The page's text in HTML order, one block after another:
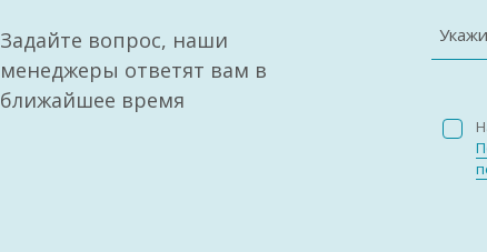
Задайте вопрос, наши
менеджеры ответят вам в
ближайшее время